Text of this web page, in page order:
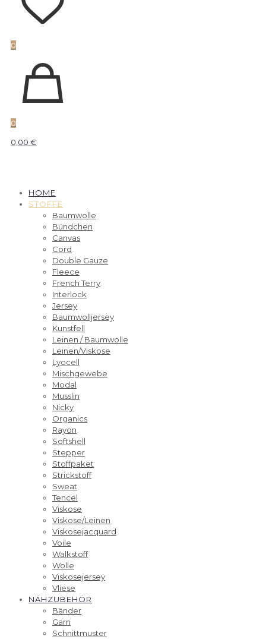
0
0
0,00 €
HOME
STOFFE
Baumwolle
Bündchen
Canvas
Cord
Double Gauze
Fleece
French Terry
Interlock
Jersey
Baumwolljersey
Kunstfell
Leinen / Baumwolle
Leinen/Viskose
Lyocell
Mischgewebe
Modal
Musslin
Nicky
Organics
Rayon
Softshell
Stepper
Stoffpaket
Strickstoff
Sweat
Tencel
Viskose
Viskose/Leinen
Viskosejacquard
Voile
Walkstoff
Wolle
Viskosejersey
Vliese
NÄHZUBEHÖR
Bänder
Garn
Schnittmuster